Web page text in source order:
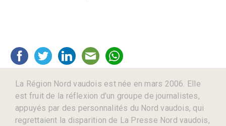
La Région Nord vaudois est née en mars 2006. Elle
est fruit de la réflexion d’un groupe de journalistes,
appuyés par des personnalités du Nord vaudois, qui
regrettaient la disparition de La Presse Nord vaudois,